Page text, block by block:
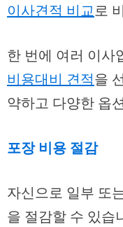
이사견적 비교로
한 번에 여러 이사
비용대비 견적을
약하고 다양한 옵
포장 비용 절감
자신으로 일부 또
을 절감할 수 있습